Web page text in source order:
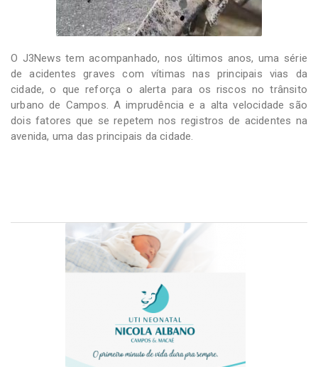
O J3News tem acompanhado, nos últimos anos, uma série
de acidentes graves com vítimas nas principais vias da
cidade, o que reforça o alerta para os riscos no trânsito
urbano de Campos. A imprudência e a alta velocidade são
dois fatores que se repetem nos registros de acidentes na
avenida, uma das principais da cidade.